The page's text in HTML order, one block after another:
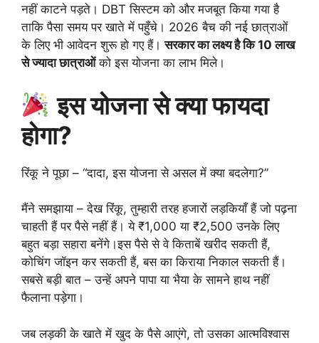
नहीं काटने पड़ते। DBT सिस्टम को और मजबूत किया गया है
ताकि पैसा समय पर खाते में पहुँचे। 2026 बैच की नई छात्राओं
के लिए भी आवेदन शुरू हो गए हैं।सरकार का लक्ष्य है कि 10 लाख
से ज्यादा छात्राओंको इस योजना का लाभ मिले।
इस योजना से क्या फायदा
होगा?
रिंकू ने पूछा – “दादा, इस योजना से असल में क्या बदलेगा?”
मैंने समझाया – देख रिंकू, तुम्हारी तरह हजारों लड़कियाँ हैं जो पढ़ना
चाहती हैं पर पैसे नहीं हैं। ये ₹1,000 या ₹2,500 उनके लिए
बहुत बड़ा सहारा बनेंगे।इस पैसे से वे किताबें खरीद सकती हैं,
कोचिंग जॉइन कर सकती हैं, बस का किराया निकाल सकती हैं।
सबसे बड़ी बात – उन्हें अपने पापा या भैया के सामने हाथ नहीं
फैलाना पड़ेगा।
जब लड़की के खाते में खुद के पैसे आएंगे, तो उसका आत्मविश्वास